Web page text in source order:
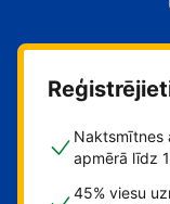
Naktsmītnes
apmērā līdz
45% viesu